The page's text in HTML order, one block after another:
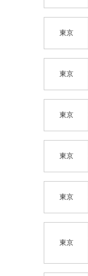
東京
東京
東京
東京
東京
東京